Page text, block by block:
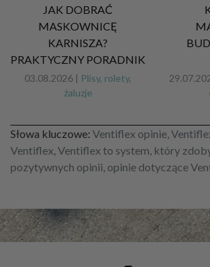
JAK DOBRAĆ
MASKOWNICĘ
KARNISZA?
PRAKTYCZNY PORADNIK
03.08.2026 | Plisy, rolety,
żaluzje
Słowa kluczowe: Ventiflex opinie,
Ventiflex, Ventiflex to system, który
pozytywnych opinii, opinie dotyczące